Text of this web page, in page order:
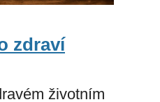
zdraví
životním